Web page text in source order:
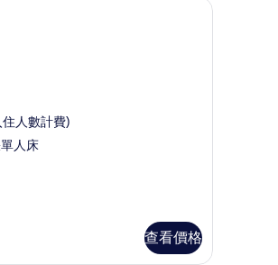
人數計費)
人床
查看價格